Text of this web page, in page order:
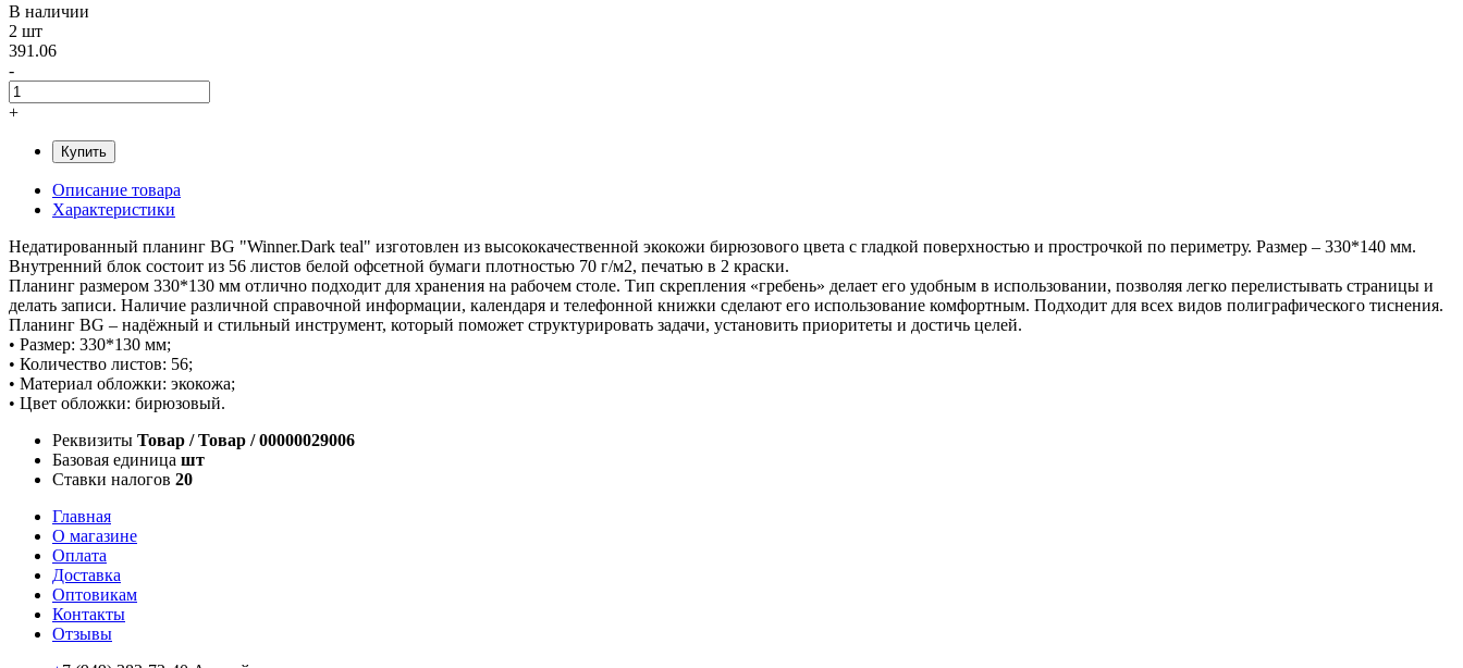
В наличии
2 шт
391.06
-
+
Купить
Описание товара
Характеристики
Недатированный планинг BG "Winner.Dark teal" изготовлен из высококачественной экокожи бирюзового цвета с гладкой поверхностью и прострочкой по периметру. Размер – 330*140 мм.
Внутренний блок состоит из 56 листов белой офсетной бумаги плотностью 70 г/м2, печатью в 2 краски.
Планинг размером 330*130 мм отлично подходит для хранения на рабочем столе. Тип скрепления «гребень» делает его удобным в использовании, позволяя легко перелистывать страницы и
делать записи. Наличие различной справочной информации, календаря и телефонной книжки сделают его использование комфортным. Подходит для всех видов полиграфического тиснения.
Планинг BG – надёжный и стильный инструмент, который поможет структурировать задачи, установить приоритеты и достичь целей.
• Размер: 330*130 мм;
• Количество листов: 56;
• Материал обложки: экокожа;
• Цвет обложки: бирюзовый.
Реквизиты Товар / Товар / 00000029006
Базовая единица шт
Ставки налогов 20
Главная
О магазине
Оплата
Доставка
Оптовикам
Контакты
Отзывы